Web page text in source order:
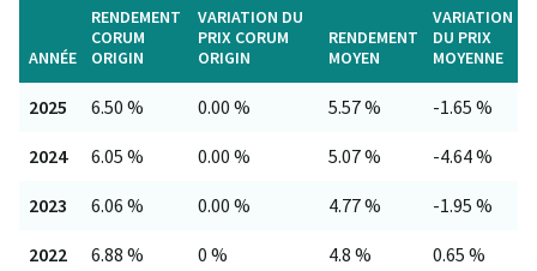
ANNÉE
RENDEMENT
CORUM
ORIGIN
VARIATION DU
PRIX CORUM
ORIGIN
RENDEMENT
MOYEN
VARIATION
DU PRIX
MOYENNE
2025 6.50 % 0.00 % 5.57 % -1.65 %
2024 6.05 % 0.00 % 5.07 % -4.64 %
2023 6.06 % 0.00 % 4.77 % -1.95 %
2022 6.88 % 0 % 4.8 % 0.65 %